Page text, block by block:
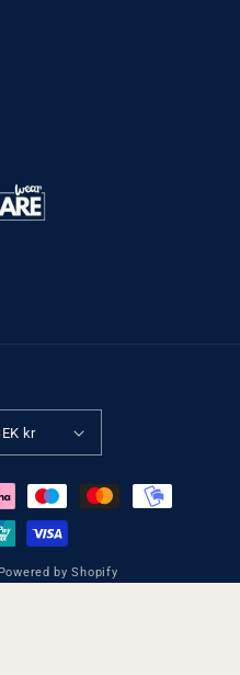
Sverige | SEK kr
Powered by Shopify